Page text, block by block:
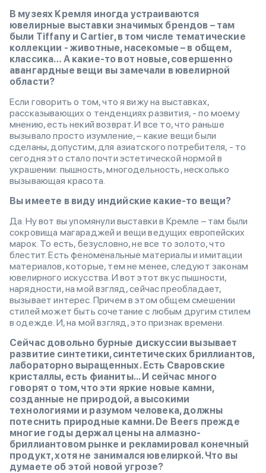
В музеях Кремля иногда устраиваются
ювелирные выставки значимых брендов – там
были Tiffany и Cartier, в том числе тематические
коллекции - животные, насекомые – в общем,
классика… А какие-то вот новые, совершенно
авангардные вещи вы замечали в ювелирной
области?
Если говорить о том, что я вижу на выставках,
рассказывающих о тенденциях развития, - по моему
мнению, есть некий возврат. И все то, что раньше
вызывало просто изумление, – какие вещи были
сделаны, допустим, для азиатского потребителя, - то
сегодня это стало почти эстетической нормой в
украшении: пышность, многодельность, несколько
вызывающая красота.
Вы имеете в виду индийские какие-то вещи?
Да. Ну вот вы упомянули выставки в Кремле – там были
сокровища магараджей и вещи ведущих европейских
марок. То есть, безусловно, не все то золото, что
блестит. Есть феноменальные материалы и имитации
материалов, которые, тем не менее, следуют законам
ювелирного искусства. И вот этот вкус пышности,
нарядности, на мой взгляд, сейчас преобладает,
вызывает интерес. Причем в этом общем смешении
стилей может быть сочетание с любым другим стилем
в одежде. И, на мой взгляд, это признак времени.
Сейчас довольно бурные дискуссии вызывает
развитие синтетики, синтетических бриллиантов,
лабораторно выращенных. Есть Сваровские
кристаллы, есть фианиты... И сейчас много
говорят о том, что эти яркие новые камни,
созданные не природой, а высокими
технологиями и разумом человека, должны
потеснить природные камни. De Beers прежде
многие годы держал цены на алмазно-
бриллиантовом рынке и рекламировал конечный
продукт, хотя не занимался ювелиркой. Что вы
думаете об этой новой угрозе?